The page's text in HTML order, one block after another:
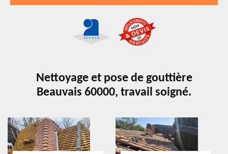
Nettoyage et pose de gouttière
Beauvais 60000, travail soigné.